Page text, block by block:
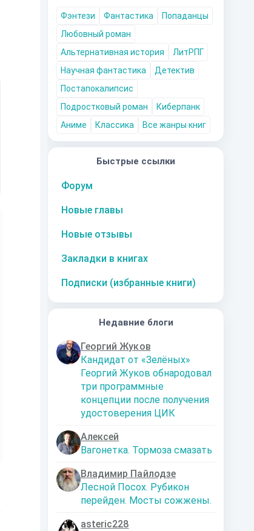
Фэнтези Фантастика
Попаданцы
Любовный роман
Альтернативная история
ЛитРПГ
Научная фантастика
Детектив
Постапокалипсис
Подростковый роман
Киберпанк
Аниме
Классика Все жанры книг
Быстрые ссылки
Форум
Новые главы
Новые отзывы
Закладки в книгах
Подписки (избранные книги)
Недавние блоги
Георгий Жуков
Кандидат от «Зелёных»
Георгий Жуков обнародовал
три программные
концепции после получения
удостоверения ЦИК
Алексей
Вагонетка. Тормоза смазать
Владимир Пайлодзе
Лесной Посох. Рубикон
перейден. Мосты сожжены.
asteric228
Александр
Чернобровкин
10 за часть
ВЕЧНЫЙ КАПИТАН
Александр
10 за часть
КНЯЗЬ
ПУТИВЛЬСКИЙ